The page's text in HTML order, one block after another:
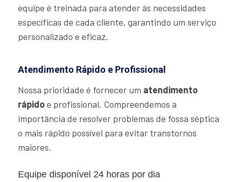
equipe é treinada para atender às necessidades
específicas de cada cliente, garantindo um serviço
personalizado e eficaz.
Atendimento Rápido e Profissional
Nossa prioridade é fornecer um atendimento
rápidoe profissional. Compreendemos a
importância de resolver problemas de fossa séptica
o mais rápido possível para evitar transtornos
maiores.
Equipe disponível 24 horas por dia